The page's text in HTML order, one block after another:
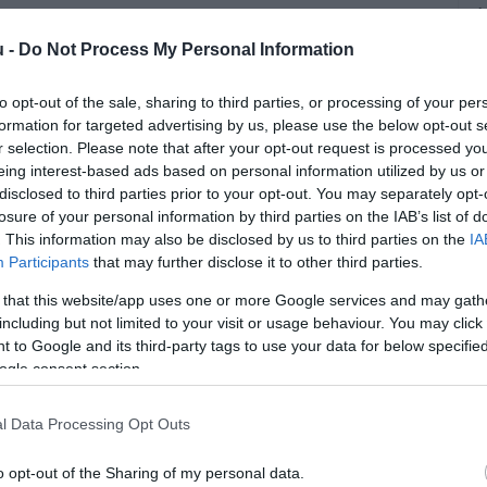
- Do Not Process My Personal Information
opt-out of the sale, sharing to third parties, or processing of your
for targeted advertising by us, please use the below opt-out
selection. Please note that after your opt-out request is processed
interest-based ads based on personal information utilized by us
to third parties prior to your opt-out. You may separately
of your personal information by third parties on the IAB’s list of
This information may also be disclosed by us to third parties on the
Participants that may further disclose it to other third parties.
that this website/app uses one or more Google services and may
but not limited to your visit or usage behaviour. You may
to Google and its third-party tags to use your data for below
consent section.
Data Processing Opt Outs
opt-out of the Sharing of my personal data.
Taycan, aminek 50 százalékkal
a Cayenne és a legendás 911-es
kevesebb új Porsche talált